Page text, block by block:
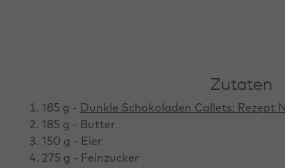
Zutaten
185 g -
Dunkle Schokoladen Callets: Rezept
185 g - Butter
150 g - Eier
275 g - Feinzucker